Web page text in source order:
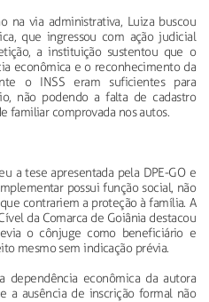
na via administrativa, Luiza buscou
que ingressou com ação judicial
a instituição sustentou que o
econômica e o reconhecimento da
o INSS eram suficientes para
não podendo a falta de cadastro
familiar comprovada nos autos.
a tese apresentada pela DPE-GO e
possui função social, não
contrariem a proteção à família. A
da Comarca de Goiânia destacou
o cônjuge como beneficiário e
mesmo sem indicação prévia.
econômica da autora
a ausência de inscrição formal não